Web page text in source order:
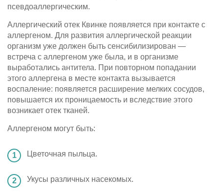
псевдоаллергическим.
Аллергический отек Квинке появляется при контакте с
аллергеном. Для развития аллергической реакции
организм уже должен быть сенсибилизирован —
встреча с аллергеном уже была, и в организме
выработались антитела. При повторном попадании
этого аллергена в месте контакта вызывается
воспаление: появляется расширение мелких сосудов,
повышается их проницаемость и вследствие этого
возникает отек тканей.
Аллергеном могут быть:
Цветочная пыльца.
Укусы различных насекомых.